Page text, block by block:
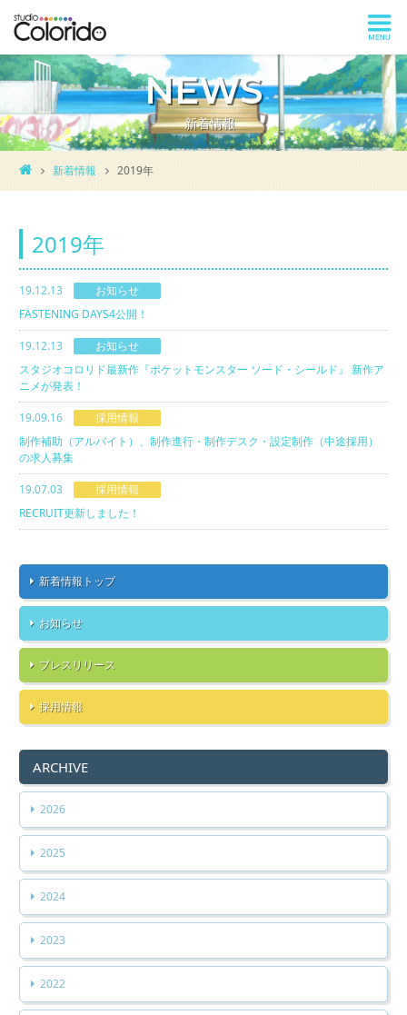
NEWS
新着情報
新着情報 2019年
2019年
19.12.13
お知らせ
FASTENING DAYS4公開！
19.12.13
お知らせ
スタジオコロリド最新作『ポケットモンスター ソード・シールド』 新作ア
ニメが発表！
19.09.16
採用情報
制作補助（アルバイト）、制作進⾏・制作デスク・設定制作（中途採⽤）
の求人募集
19.07.03
採用情報
RECRUIT更新しました！
新着情報トップ
お知らせ
プレスリリース
採用情報
ARCHIVE
2026
2025
2024
2023
2022